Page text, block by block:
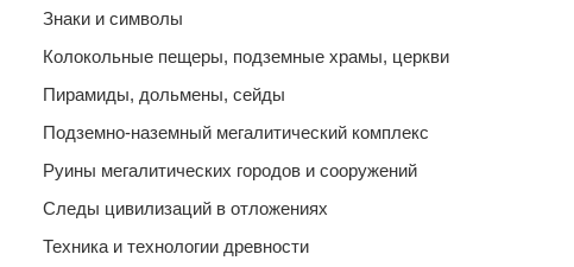
Знаки и символы
Колокольные пещеры, подземные храмы, церкви
Пирамиды, дольмены, сейды
Подземно-наземный мегалитический комплекс
Руины мегалитических городов и сооружений
Следы цивилизаций в отложениях
Техника и технологии древности